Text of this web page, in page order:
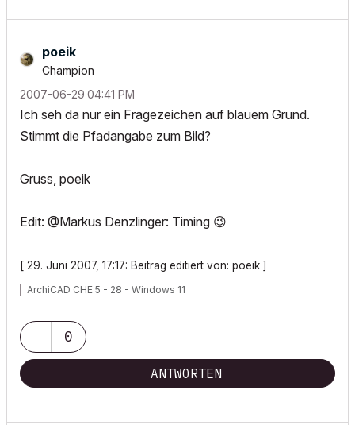
poeik
Champion
‎2007-06-29 04:41 PM
Ich seh da nur ein Fragezeichen auf blauem Grund.
Stimmt die Pfadangabe zum Bild?
Gruss, poeik
Edit: @Markus Denzlinger: Timing 😉
[ 29. Juni 2007, 17:17: Beitrag editiert von: poeik ]
ArchiCAD CHE 5 - 28 - Windows 11
0
ANTWORTEN